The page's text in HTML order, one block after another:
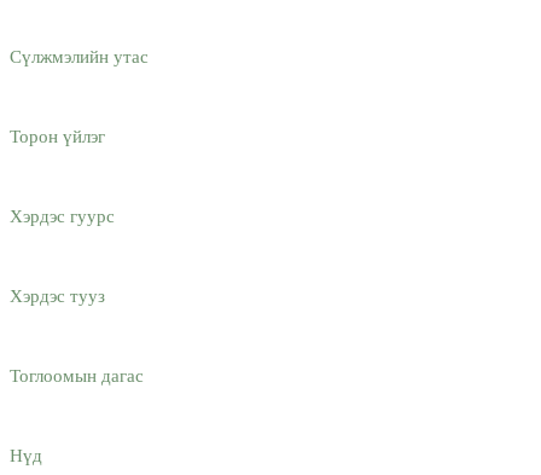
Сүлжмэлийн утас
Торон үйлэг
Хэрдэс гуурс
Хэрдэс тууз
Тоглоомын дагас
Нүд